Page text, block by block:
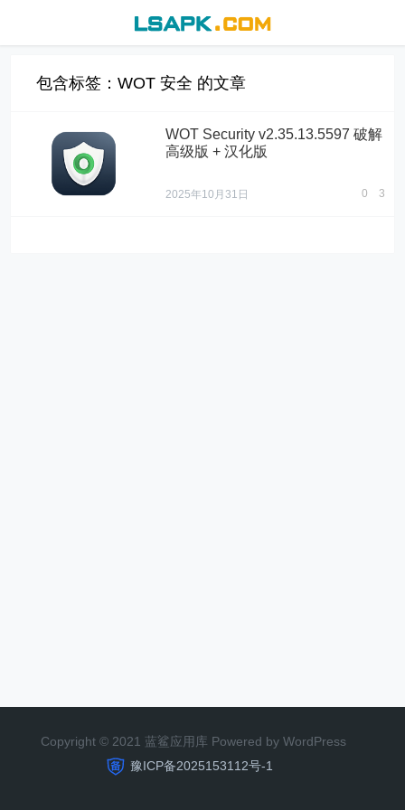
包含标签：WOT 安全 的文章
WOT Security v2.35.13.5597 破解
高级版 + 汉化版
2025年10月31日 0 3
Copyright © 2021 蓝鲨应用库 Powered by WordPress
豫ICP备2025153112号-1